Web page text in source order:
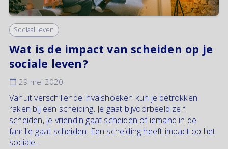
Sociaal leven
Wat is de impact van scheiden op je
sociale leven?
29 mei 2020
Vanuit verschillende invalshoeken kun je betrokken
raken bij een scheiding. Je gaat bijvoorbeeld zelf
scheiden, je vriendin gaat scheiden of iemand in de
familie gaat scheiden. Een scheiding heeft impact op het
sociale...